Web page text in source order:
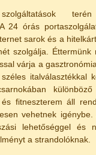
24 órás
sarok és a
szolgálja. Éttermünk
várja a
italválasztékkal
fitneszterem áll
vehetnek
lehetőséggel és
a strandolóknak.